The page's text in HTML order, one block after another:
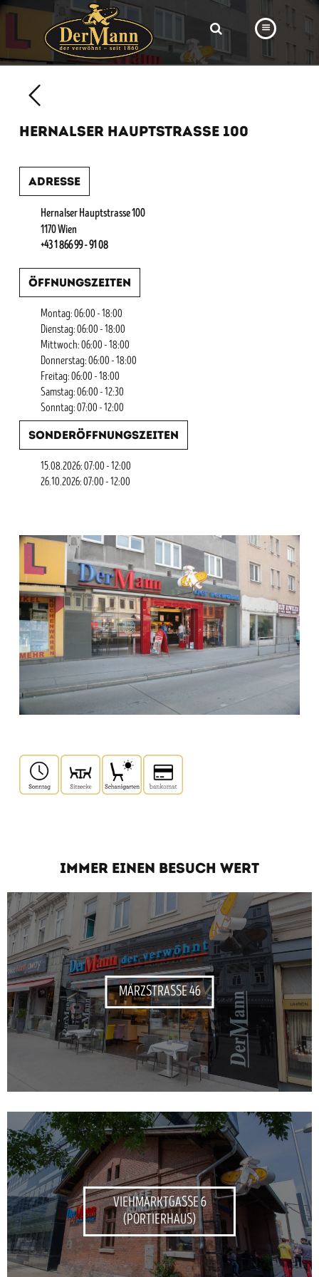
BÄCKEREI
HERNALSER HAUPTSTRASSE 100
Adresse
Hernalser Hauptstrasse 100
1170 Wien
+43 1 866 99 - 91 08
Öffnungszeiten
Montag: 06:00 - 18:00
Dienstag: 06:00 - 18:00
Mittwoch: 06:00 - 18:00
Donnerstag: 06:00 - 18:00
Freitag: 06:00 - 18:00
Samstag: 06:00 - 12:30
Sonntag: 07:00 - 12:00
Sonderöffnungszeiten
15.08.2026: 07:00 - 12:00
26.10.2026: 07:00 - 12:00
IMMER EINEN BESUCH WERT
MÄRZSTRASSE 46
VIEHMARKTGASSE 6
(PORTIERHAUS)